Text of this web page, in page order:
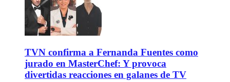
TVN confirma a Fernanda Fuentes como
jurado en MasterChef: Y provoca
divertidas reacciones en galanes de TV